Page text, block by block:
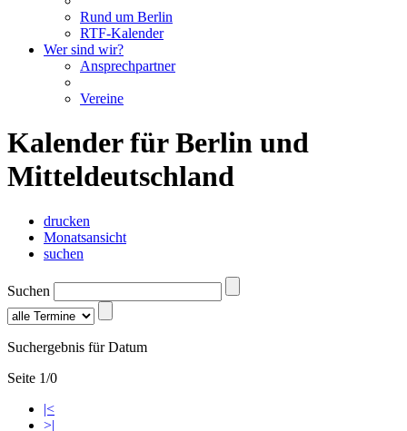
Rund um Berlin
RTF-Kalender
Wer sind wir?
Ansprechpartner
Vereine
Kalender für Berlin und
Mitteldeutschland
drucken
Monatsansicht
suchen
Suchen
Suchergebnis für Datum
Seite 1/0
|<
>|